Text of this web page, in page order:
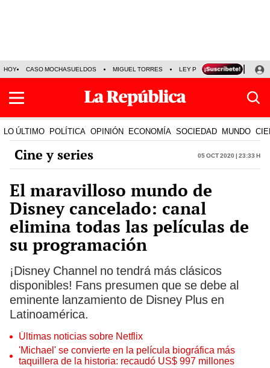
HOY CASO MOCHASUELDOS MIGUEL TORRES LEY PULPÍN PRECIO DEL
LO ÚLTIMO POLÍTICA OPINIÓN ECONOMÍA SOCIEDAD MUNDO
Cine y series 05 Oct 2020 | 23:33 h
El maravilloso mundo de
Disney cancelado: canal
elimina todas las películas de
su programación
¡Disney Channel no tendrá más clásicos
disponibles! Fans presumen que se debe al
eminente lanzamiento de Disney Plus en
Latinoamérica.
Últimas noticias sobre Netflix
'Michael' se convierte en la película biográfica más
taquillera de la historia: recaudó US$ 997 millones